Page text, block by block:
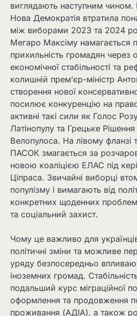
виглядають наступним чином.
Нова Демократія втратила
між виборами 2023 та 2024
Мегаро Максіму намагається
прихильність громадян через
економічної стабільності та
колишній прем’єр-міністр
створення нової
посилює конкуренцію на
активні такі сили як Голос
Латінопулу та Грецьке Рішення
Велопулоса. На лівому фланзі
ПАСОК змагається за
новою коаліцією ЕЛАС під
Ціпраса. Звичайні виборці
популізму і вимагають від
конкретних щоденних
та соціальний захист.
Чому це важливо для
політичні зміни та можливе
уряду безпосередньо
іноземних громад.
подальший курс міграційної
оформлення та продовження
проживання (АДІА), а також